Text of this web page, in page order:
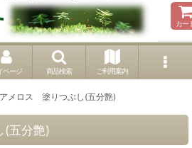
カー
ページ 商品検索 ご利用案内
アメロス 塗りつぶし(五分艶)
五分艶)